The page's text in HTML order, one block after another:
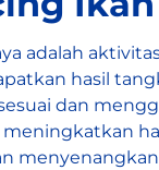
adalah
hasil
dan